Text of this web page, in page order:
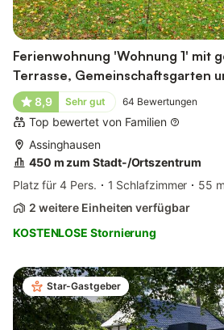
Ferienwohnung 'Wohnung 1' mit
Terrasse, Gemeinschaftsgarten
8,9 Sehr gut 64 Bewertungen
Top bewertet von Familien
Assinghausen
450 m zum Stadt-/Ortszentrum
Platz für 4 Pers.
1 Schlafzimmer
55
2 weitere Einheiten verfügbar
KOSTENLOSE Stornierung
Star-Gastgeber